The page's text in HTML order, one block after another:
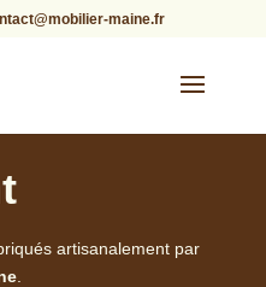
maine.fr
artisanalement par
.